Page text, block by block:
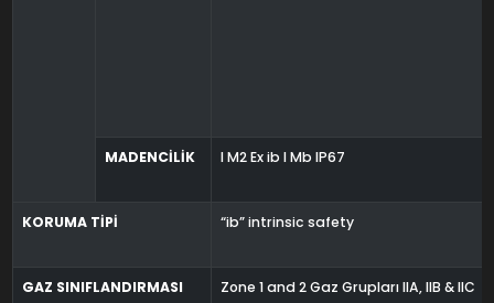
MADENCİLİK I M2 Ex ib I Mb IP67
KORUMA TİPİ “ib” intrinsic safety
GAZ SINIFLANDIRMASI
Zone 1 and 2 Gaz Grupları IIA, IIB & IIC